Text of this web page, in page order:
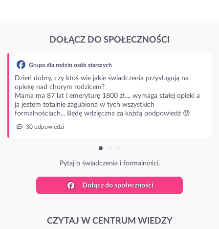
DOŁĄCZ DO SPOŁECZNOŚCI
rodzin osób starszych
czy ktoś wie jakie świadczenia przysługują na
chorym rodzicem?
lat i emeryturę 1800 zł..., wymaga stałej opieki a
zagubiona w tych wszystkich
Będę wdzięczna za każdą podpowiedź 😓
Pytaj o świadczenia i formalności.
Dołącz do społeczności
CZYTAJ W CENTRUM WIEDZY